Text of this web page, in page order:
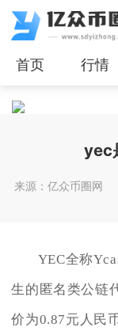
首页 行情
yec
来源：亿众币圈网
YEC全称
生的匿名类公链
价为0.87元人民